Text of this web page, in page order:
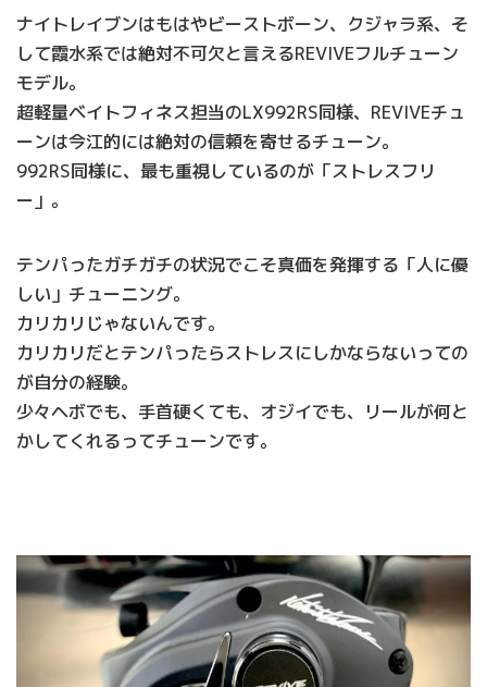
ナイトレイブンはもはやビーストボーン、クジャラ系、そ
して霞水系では絶対不可欠と言えるREVIVEフルチューン
モデル。
超軽量ベイトフィネス担当のLX992RS同様、REVIVEチュ
ーンは今江的には絶対の信頼を寄せるチューン。
992RS同様に、最も重視しているのが「ストレスフリ
ー」。
テンパったガチガチの状況でこそ真価を発揮する「人に優
しい」チューニング。
カリカリじゃないんです。
カリカリだとテンパったらストレスにしかならないっての
が自分の経験。
少々ヘボでも、手首硬くても、オジイでも、リールが何と
かしてくれるってチューンです。